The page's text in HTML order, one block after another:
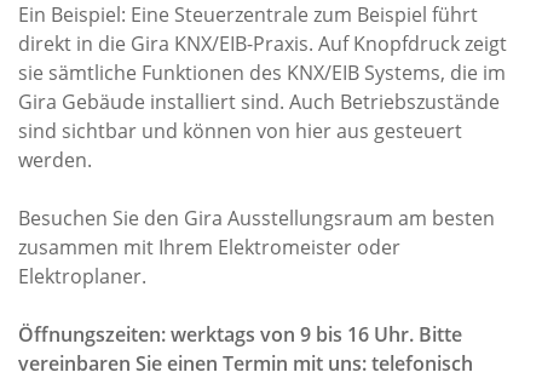
Ein Beispiel: Eine Steuerzentrale zum Beispiel führt
direkt in die Gira KNX/EIB-Praxis. Auf Knopfdruck zeigt
sie sämtliche Funktionen des KNX/EIB Systems, die im
Gira Gebäude installiert sind. Auch Betriebszustände
sind sichtbar und können von hier aus gesteuert
werden.
Besuchen Sie den Gira Ausstellungsraum am besten
zusammen mit Ihrem Elektromeister oder
Elektroplaner.
Öffnungszeiten: werktags von 9 bis 16 Uhr. Bitte
vereinbaren Sie einen Termin mit uns: telefonisch